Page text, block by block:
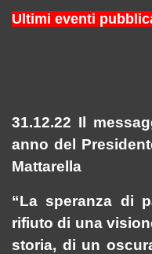
Ultimi eventi
31.12.22 Il
anno del
Mattarella
“La speranza di
rifiuto di una
storia, di un